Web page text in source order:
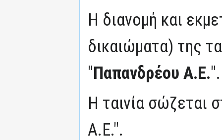
Η διανομή και
δικαιώματα) της
"Παπανδρέου Α.Ε.".
Η ταινία σώζεται
Α.Ε.".